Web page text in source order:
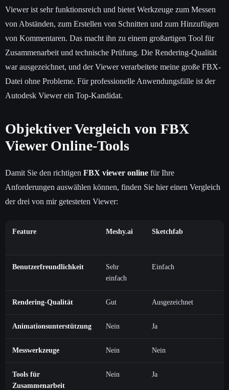
Viewer ist sehr funktionsreich und bietet Werkzeuge zum Messen
von Abständen, zum Erstellen von Schnitten und zum Hinzufügen
von Kommentaren. Das macht ihn zu einem großartigen Tool für
Zusammenarbeit und technische Prüfung. Die Rendering-Qualität
war ausgezeichnet, und der Viewer verarbeitete meine große FBX-
Datei ohne Probleme. Für professionelle Anwendungsfälle ist der
Autodesk Viewer ein Top-Kandidat.
Objektiver Vergleich von FBX
Viewer Online-Tools
Damit Sie den richtigen FBX viewer online für Ihre
Anforderungen auswählen können, finden Sie hier einen Vergleich
der drei von mir getesteten Viewer:
Feature Meshy.ai Sketchfab
Benutzerfreundlichkeit
Sehr
einfach
Einfach
Rendering-Qualität Gut Ausgezeichnet
Animationsunterstützung Nein Ja
Messwerkzeuge Nein Nein
Tools für
Zusammenarbeit
Nein Ja